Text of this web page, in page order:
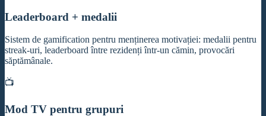
Leaderboard + medalii
Sistem de gamification pentru menținerea motivației: medalii pentru
streak-uri, leaderboard între rezidenți într-un cămin, provocări
săptămânale.
📺
Mod TV pentru grupuri